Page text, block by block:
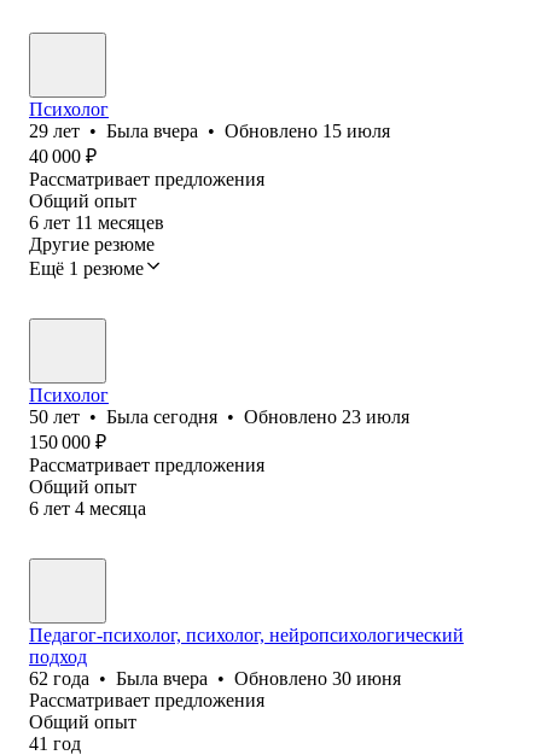
Психолог
29 лет • Была вчера • Обновлено 15 июля
40 000 ₽
Рассматривает предложения
Общий опыт
6 лет 11 месяцев
Другие резюме
Ещё 1 резюме
Психолог
50 лет • Была сегодня • Обновлено 23 июля
150 000 ₽
Рассматривает предложения
Общий опыт
6 лет 4 месяца
Педагог-психолог, психолог, нейропсихологический
подход
62 года • Была вчера • Обновлено 30 июня
Рассматривает предложения
Общий опыт
41 год